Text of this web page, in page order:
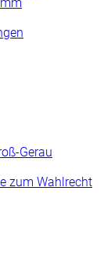
Gerau
zum Wahlrecht